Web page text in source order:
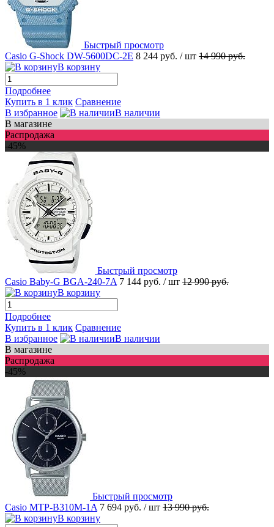
Быстрый просмотр
Casio G-Shock DW-5600DC-2E 8 244 руб. / шт 14 990 руб.
В корзину
Подробнее
Купить в 1 клик Сравнение
В избранное
В наличии
В магазине
Распродажа
-45%
Быстрый просмотр
Casio Baby-G BGA-240-7A 7 144 руб. / шт 12 990 руб.
В корзину
Подробнее
Купить в 1 клик Сравнение
В избранное
В наличии
В магазине
Распродажа
-45%
Быстрый просмотр
Casio MTP-B310M-1A 7 694 руб. / шт 13 990 руб.
В корзину